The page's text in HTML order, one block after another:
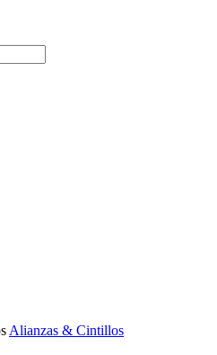
Alianzas & Cintillos